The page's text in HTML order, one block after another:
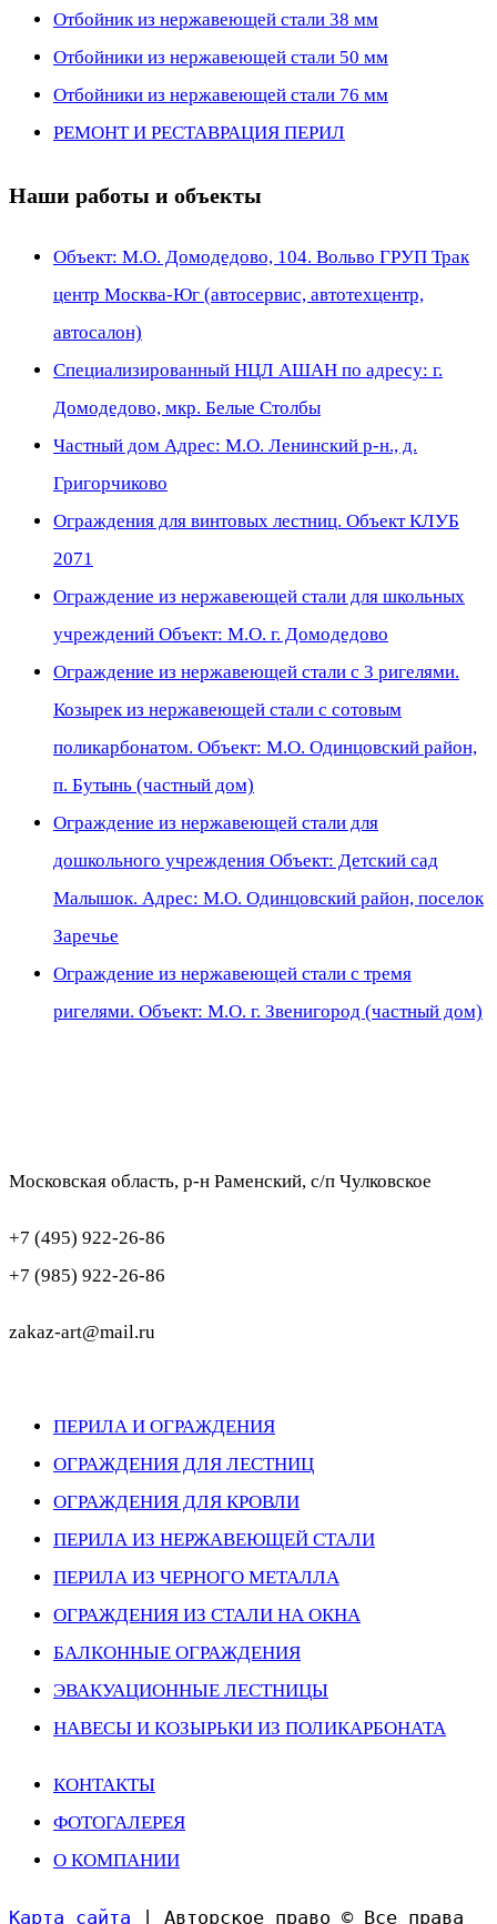
Отбойник из нержавеющей стали 38 мм
Отбойники из нержавеющей стали 50 мм
Отбойники из нержавеющей стали 76 мм
РЕМОНТ И РЕСТАВРАЦИЯ ПЕРИЛ
Наши работы и объекты
Объект: М.О. Домодедово, 104. Вольво ГРУП Трак
центр Москва-Юг (автосервис, автотехцентр,
автосалон)
Специализированный НЦЛ АШАН по адресу: г.
Домодедово, мкр. Белые Столбы
Частный дом Адрес: М.О. Ленинский р-н., д.
Григорчиково
Ограждения для винтовых лестниц. Объект КЛУБ
2071
Ограждение из нержавеющей стали для школьных
учреждений Объект: М.О. г. Домодедово
Ограждение из нержавеющей стали с 3 ригелями.
Козырек из нержавеющей стали с сотовым
поликарбонатом. Объект: М.О. Одинцовский район,
п. Бутынь (частный дом)
Ограждение из нержавеющей стали для
дошкольного учреждения Объект: Детский сад
Малышок. Адрес: М.О. Одинцовский район, поселок
Заречье
Ограждение из нержавеющей стали с тремя
ригелями. Объект: М.О. г. Звенигород (частный дом)
Московская область, р-н Раменский, с/п Чулковское
+7 (495) 922-26-86
+7 (985) 922-26-86
zakaz-art@mail.ru
ПЕРИЛА И ОГРАЖДЕНИЯ
ОГРАЖДЕНИЯ ДЛЯ ЛЕСТНИЦ
ОГРАЖДЕНИЯ ДЛЯ КРОВЛИ
ПЕРИЛА ИЗ НЕРЖАВЕЮЩЕЙ СТАЛИ
ПЕРИЛА ИЗ ЧЕРНОГО МЕТАЛЛА
ОГРАЖДЕНИЯ ИЗ СТАЛИ НА ОКНА
БАЛКОННЫЕ ОГРАЖДЕНИЯ
ЭВАКУАЦИОННЫЕ ЛЕСТНИЦЫ
НАВЕСЫ И КОЗЫРЬКИ ИЗ ПОЛИКАРБОНАТА
КОНТАКТЫ
ФОТОГАЛЕРЕЯ
О КОМПАНИИ
Карта сайта | Авторское право © Все права